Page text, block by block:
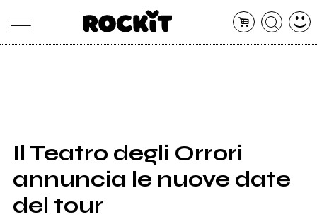
SHOP
RADIO
Il Teatro degli Orrori
annuncia le nuove date
del tour